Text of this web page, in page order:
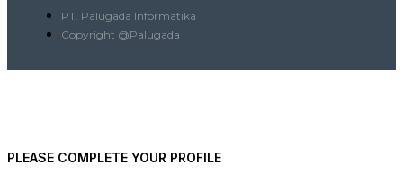
PT. Palugada Informatika
Copyright @Palugada
PLEASE COMPLETE YOUR PROFILE